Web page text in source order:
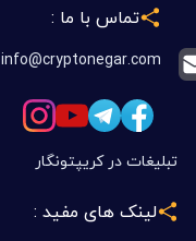
تماس با ما :
info@cryptonegar.com
تبلیغات در کریپتونگار
لینک های مفید :